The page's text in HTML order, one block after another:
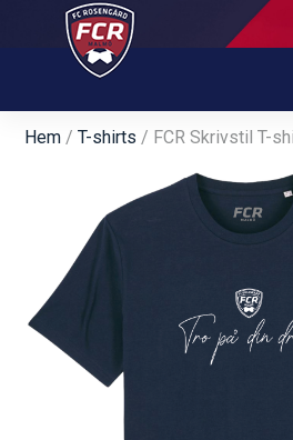
Hem /T-shirts / FCR Skrivstil T-